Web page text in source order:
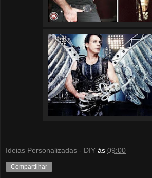
Ideias Personalizadas - DIY às 09:00
Compartilhar